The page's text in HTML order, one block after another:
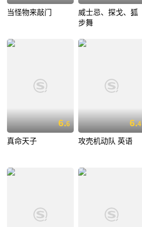
当怪物来敲门
威士忌、探戈、狐
步舞
6.6
真命天子
6.4
攻壳机动队 英语